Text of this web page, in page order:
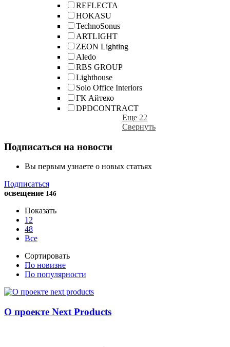
REFLECTA
HOKASU
TechnoSonus
ARTLIGHT
ZEON Lighting
Aledo
RBS GROUP
Lighthouse
Solo Office Interiors
ГК Айтеко
DPDCONTRACT
Еще 22
Свернуть
Подписаться на новости
Вы первым узнаете о новых статьях
Подписаться
освещение 146
Показать
12
48
Все
Сортировать
По новизне
По популярности
О проекте Next Products